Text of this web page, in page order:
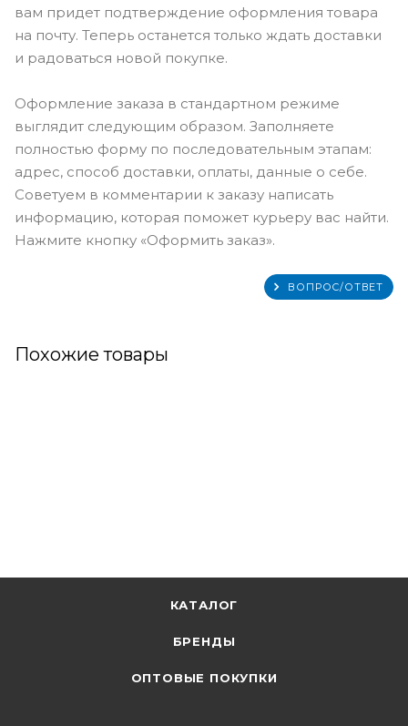
вам придет подтверждение оформления товара
на почту. Теперь останется только ждать доставки
и радоваться новой покупке.
Оформление заказа в стандартном режиме
выглядит следующим образом. Заполняете
полностью форму по последовательным этапам:
адрес, способ доставки, оплаты, данные о себе.
Советуем в комментарии к заказу написать
информацию, которая поможет курьеру вас найти.
Нажмите кнопку «Оформить заказ».
ВОПРОС/ОТВЕТ
Похожие товары
КАТАЛОГ
БРЕНДЫ
ОПТОВЫЕ ПОКУПКИ